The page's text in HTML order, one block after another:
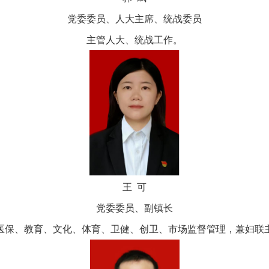
党委委员、人大主席、统战委员
主管人大、统战工作。
王 可
党委委员、副镇长
保、教育、文化、体育、卫健、创卫、市场监督管理，兼妇联